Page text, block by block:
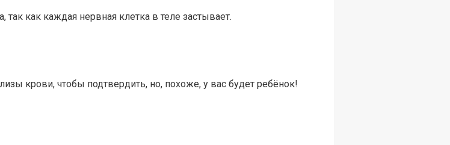
как каждая нервная клетка в теле застывает.
крови, чтобы подтвердить, но, похоже, у вас будет ребёнок!